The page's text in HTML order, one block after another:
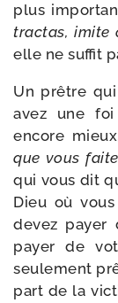
plus
trac­tas, imite
elle ne suf­fit
Un prêtre
avez une foi
encore
que vous
qui vous dit
Dieu où
devez payer
payer de
seule­ment
part de la